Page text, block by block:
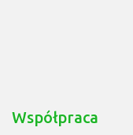
Współpraca